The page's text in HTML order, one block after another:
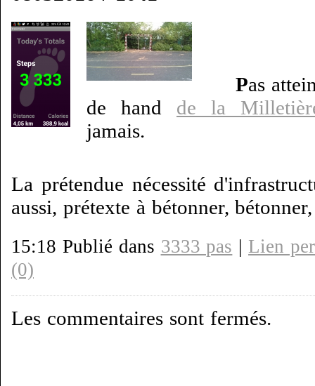
Pas
de hand de la
jamais.
La prétendue nécessité
aussi, prétexte à bétonner,
15:18 Publié dans 3333 pas | Lien
(0)
Les commentaires sont fermés.